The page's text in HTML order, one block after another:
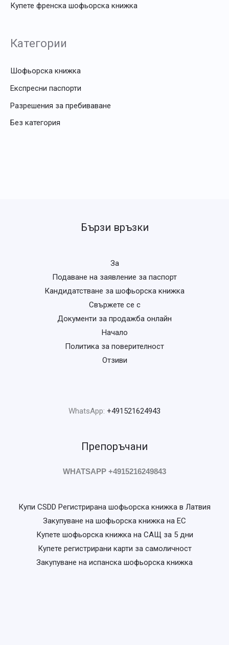
Купете френска шофьорска книжка
Категории
Шофьорска книжка
Експресни паспорти
Разрешения за пребиваване
Без категория
Бързи връзки
За
Подаване на заявление за паспорт
Кандидатстване за шофьорска книжка
Свържете се с
Документи за продажба онлайн
Начало
Политика за поверителност
Отзиви
WhatsApp: +491521624943
Препоръчани
WHATSAPP +4915216249843
Купи CSDD Регистрирана шофьорска книжка в Латвия
Закупуване на шофьорска книжка на ЕС
Купете шофьорска книжка на САЩ за 5 дни
Купете регистрирани карти за самоличност
Закупуване на испанска шофьорска книжка